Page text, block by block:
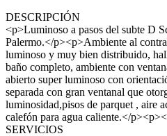
DESCRIPCIÓN
<p>Luminoso a pasos del subte D
Palermo.</p><p>Ambiente al
luminoso y muy bien distribuido,
baño completo, ambiente con
abierto super luminoso con
separada con gran ventanal que
luminosidad,pisos de parquet , aire
calefón para agua caliente.</
SERVICIOS